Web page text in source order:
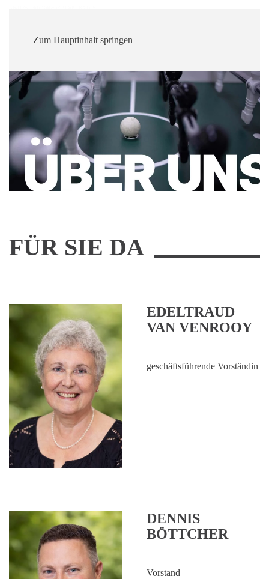
Zum Hauptinhalt springen
FÜR SIE DA
EDELTRAUD
VAN VENROOY
geschäftsführende Vorständin
DENNIS
BÖTTCHER
Vorstand